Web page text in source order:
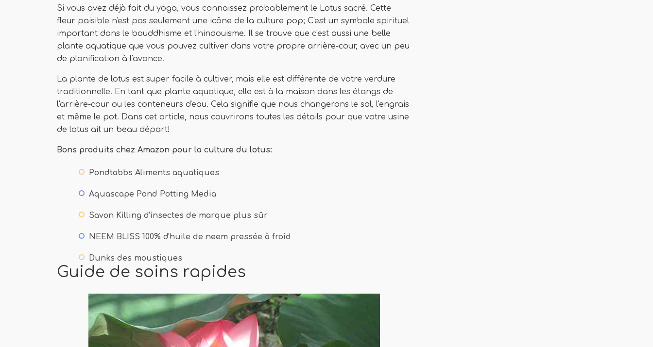
Si vous avez déjà fait du yoga, vous connaissez probablement le Lotus sacré. Cette
fleur paisible n'est pas seulement une icône de la culture pop; C'est un symbole spirituel
important dans le bouddhisme et l'hindouisme. Il se trouve que c'est aussi une belle
plante aquatique que vous pouvez cultiver dans votre propre arrière-cour, avec un peu
de planification à l'avance.
La plante de lotus est super facile à cultiver, mais elle est différente de votre verdure
traditionnelle. En tant que plante aquatique, elle est à la maison dans les étangs de
l'arrière-cour ou les conteneurs d'eau. Cela signifie que nous changerons le sol, l'engrais
et même le pot. Dans cet article, nous couvrirons toutes les détails pour que votre usine
de lotus ait un beau départ!
Bons produits chez Amazon pour la culture du lotus:
Pondtabbs Aliments aquatiques
Aquascape Pond Potting Media
Savon Killing d'insectes de marque plus sûr
NEEM BLISS 100% d'huile de neem pressée à froid
Dunks des moustiques
Guide de soins rapides